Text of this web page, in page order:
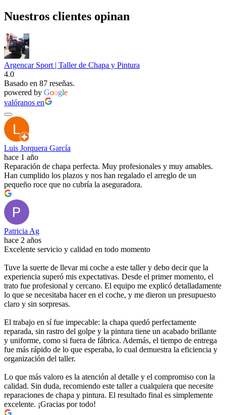
Nuestros clientes opinan
Argencar Sport | Taller de Chapa y Pintura
4.0
Basado en 87 reseñas.
powered by Google
valóranos en
Luis Jorquera García
hace 1 año
Reparación de chapa perfecta. Muy profesionales y muy amables.
Han cumplido los plazos y nos han regalado el arreglo de un
pequeño roce que no cubría la aseguradora.
Patricia Ag
hace 2 años
Excelente servicio y calidad en todo momento
Tuve la suerte de llevar mi coche a este taller y debo decir que la
experiencia superó mis expectativas. Desde el primer momento, el
trato fue profesional y cercano. El equipo me explicó detalladamente
lo que se necesitaba hacer en el coche, y me dieron un presupuesto
claro y sin sorpresas.
El trabajo en sí fue impecable: la chapa quedó perfectamente
reparada, sin rastro del golpe y la pintura tiene un acabado brillante
y uniforme, como si fuera de fábrica. Además, el tiempo de entrega
fue más rápido de lo que esperaba, lo cual demuestra la eficiencia y
organización del taller.
Lo que más valoro es la atención al detalle y el compromiso con la
calidad. Sin duda, recomiendo este taller a cualquiera que necesite
reparaciones de chapa y pintura. El resultado final es simplemente
excelente. ¡Gracias por todo!